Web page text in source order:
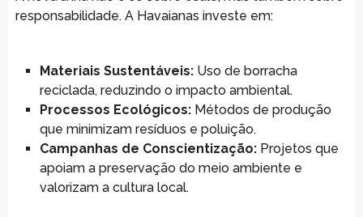
responsabilidade. A Havaianas investe em:
Materiais Sustentáveis:Uso de borracha
reciclada, reduzindo o impacto ambiental.
Processos Ecológicos:Métodos de produção
que minimizam resíduos e poluição.
Campanhas de Conscientização:Projetos que
apoiam a preservação do meio ambiente e
valorizam a cultura local.